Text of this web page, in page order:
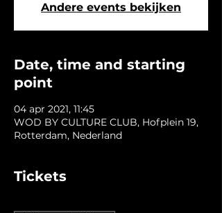
Andere events bekijken
Date, time and starting
point
04 apr 2021, 11:45
WOD BY CULTURE CLUB, Hofplein 19,
Rotterdam, Nederland
Tickets